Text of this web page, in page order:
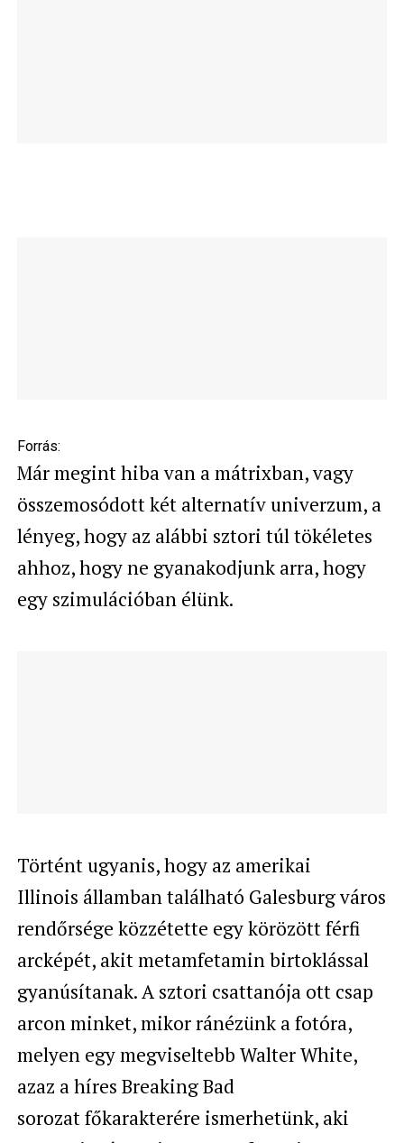
Forrás:
Már megint hiba van a mátrixban, vagy
összemosódott két alternatív univerzum, a
lényeg, hogy az alábbi sztori túl tökéletes
ahhoz, hogy ne gyanakodjunk arra, hogy
egy szimulációban élünk.
Történt ugyanis, hogy az amerikai
Illinois államban található Galesburg város
rendőrsége közzétette egy körözött férfi
arcképét, akitmetamfetamin birtoklással
gyanúsítanak. A sztori csattanója ott csap
arcon minket, mikor ránézünk a fotóra,
melyen egy megviseltebb Walter White,
azaz a híres Breaking Bad
sorozatfőkarakterére ismerhetünk, aki